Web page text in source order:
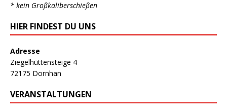
* kein Großkaliberschießen
HIER FINDEST DU UNS
Adresse
Ziegelhüttensteige 4
72175 Dornhan
VERANSTALTUNGEN